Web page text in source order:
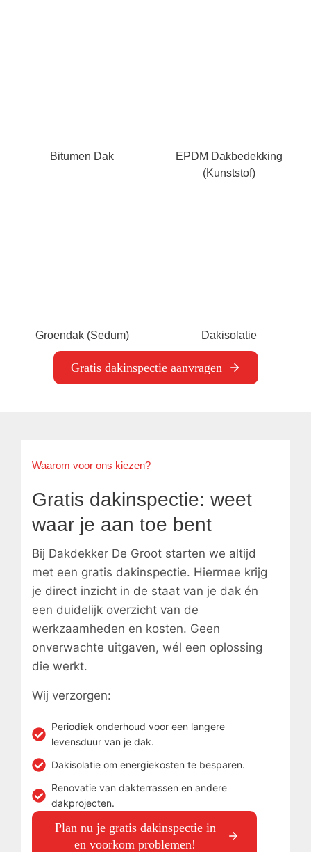
Bitumen Dak
EPDM Dakbedekking
(kunststof)
Groendak (Sedum) Dakisolatie
Gratis dakinspectie aanvragen
Waarom voor ons kiezen?
Gratis dakinspectie: weet
waar je aan toe bent
Bij Dakdekker De Groot starten we altijd
met een gratis dakinspectie. Hiermee krijg
je direct inzicht in de staat van je dak én
een duidelijk overzicht van de
werkzaamheden en kosten. Geen
onverwachte uitgaven, wél een oplossing
die werkt.
Wij verzorgen:
Periodiek onderhoud voor een langere
levensduur van je dak.
Dakisolatie om energiekosten te besparen.
Renovatie van dakterrassen en andere
dakprojecten.
Plan nu je gratis dakinspectie in
en voorkom problemen!